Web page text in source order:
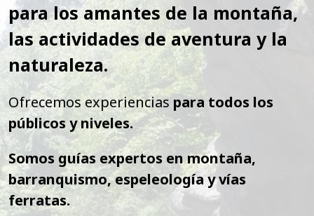
para los amantes de la montaña,
las actividades de aventura y la
naturaleza.
Ofrecemos experiencias para todos los
públicos y niveles.
Somos guías expertos en montaña,
barranquismo, espeleología y vías
ferratas.